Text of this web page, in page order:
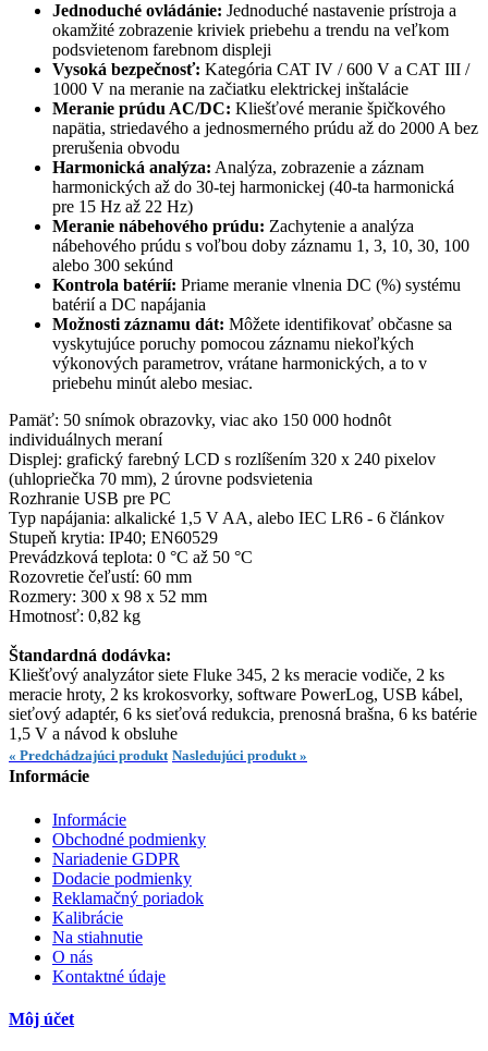
Jednoduché ovládánie: Jednoduché nastavenie prístroja a
okamžité zobrazenie kriviek priebehu a trendu na veľkom
podsvietenom farebnom displeji
Vysoká bezpečnosť: Kategória CAT IV / 600 V a CAT III /
1000 V na meranie na začiatku elektrickej inštalácie
Meranie prúdu AC/DC: Kliešťové meranie špičkového
napätia, striedavého a jednosmerného prúdu až do 2000 A bez
prerušenia obvodu
Harmonická analýza: Analýza, zobrazenie a záznam
harmonických až do 30-tej harmonickej (40-ta harmonická
pre 15 Hz až 22 Hz)
Meranie nábehového prúdu: Zachytenie a analýza
nábehového prúdu s voľbou doby záznamu 1, 3, 10, 30, 100
alebo 300 sekúnd
Kontrola batérií: Priame meranie vlnenia DC (%) systému
batérií a DC napájania
Možnosti záznamu dát: Môžete identifikovať občasne sa
vyskytujúce poruchy pomocou záznamu niekoľkých
výkonových parametrov, vrátane harmonických, a to v
priebehu minút alebo mesiac.
Pamäť: 50 snímok obrazovky, viac ako 150 000 hodnôt
individuálnych meraní
Displej: grafický farebný LCD s rozlíšením 320 x 240 pixelov
(uhlopriečka 70 mm), 2 úrovne podsvietenia
Rozhranie USB pre PC
Typ napájania: alkalické 1,5 V AA, alebo IEC LR6 - 6 článkov
Stupeň krytia: IP40; EN60529
Prevádzková teplota: 0 °C až 50 °C
Rozovretie čeľustí: 60 mm
Rozmery: 300 x 98 x 52 mm
Hmotnosť: 0,82 kg
Štandardná dodávka:
Kliešťový analyzátor siete Fluke 345, 2 ks meracie vodiče, 2 ks
meracie hroty, 2 ks krokosvorky, software PowerLog, USB kábel,
sieťový adaptér, 6 ks sieťová redukcia, prenosná brašna, 6 ks batérie
1,5 V a návod k obsluhe
« Predchádzajúci produkt Nasledujúci produkt »
Informácie
Informácie
Obchodné podmienky
Nariadenie GDPR
Dodacie podmienky
Reklamačný poriadok
Kalibrácie
Na stiahnutie
O nás
Kontaktné údaje
Môj účet